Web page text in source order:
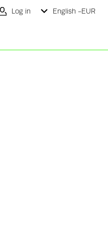
Log in English -EUR